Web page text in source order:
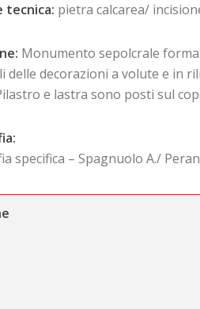
tecnica: pietra calcarea/
Monumento sepolcrale
delle decorazioni a volute e in
e lastra sono posti sul
specifica – Spagnuolo A./